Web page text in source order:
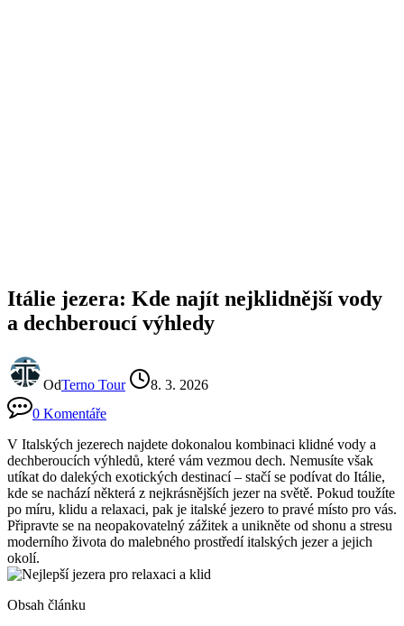
Itálie jezera: Kde najít nejklidnější vody
a dechberoucí výhledy
OdTerno Tour
8. 3. 2026
0 Komentáře
V Italských jezerech najdete dokonalou kombinaci klidné vody a
dechberoucích výhledů, které vám vezmou dech. Nemusíte však
utíkat do dalekých exotických destinací – stačí se podívat do Itálie,
kde se nachází některá z nejkrásnějších jezer na světě. Pokud toužíte
po míru, klidu a relaxaci, pak je italské jezero to pravé místo pro vás.
Připravte se na neopakovatelný zážitek a unikněte od shonu a stresu
moderního života do malebného prostředí italských jezer a jejich
okolí.
Obsah článku